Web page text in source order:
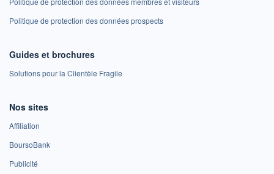
Politique de protection des données prospects
Guides et brochures
Solutions pour la Clientèle Fragile
Nos sites
Affiliation
BoursoBank
Publicité